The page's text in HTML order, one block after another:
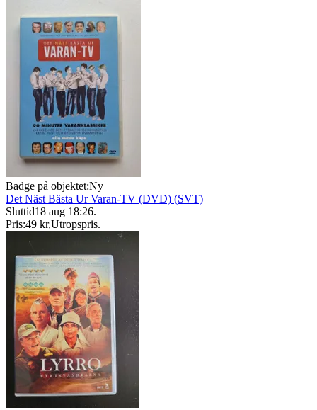
Badge på objektet:Ny
Det Näst Bästa Ur Varan-TV (DVD) (SVT)
Sluttid18 aug 18:26.
Pris:49 kr,Utropspris.